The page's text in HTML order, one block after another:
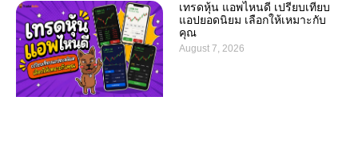
เทรดหุ้น แอพไหนดี เปรียบเทียบ
แอปยอดนิยม เลือกให้เหมาะกับ
คุณ
August 7, 2026